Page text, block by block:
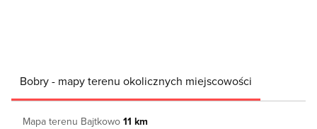
Bobry - mapy terenu okolicznych miejscowości
Mapa terenu Bajtkowo 11 km